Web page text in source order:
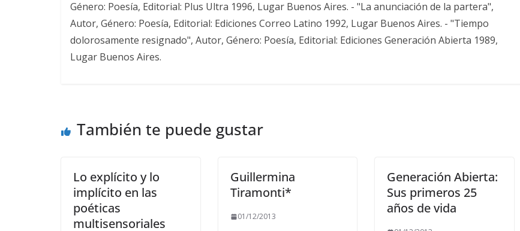
Género: Poesía, Editorial: Plus Ultra 1996, Lugar Buenos Aires. - "La anunciación de la partera",
Autor, Género: Poesía, Editorial: Ediciones Correo Latino 1992, Lugar Buenos Aires. - "Tiempo
dolorosamente resignado", Autor, Género: Poesía, Editorial: Ediciones Generación Abierta 1989,
Lugar Buenos Aires.
También te puede gustar
Lo explícito y lo
implícito en las
poéticas
multisensoriales
Guillermina
Tiramonti*
01/12/2013
Generación Abierta:
Sus primeros 25
años de vida